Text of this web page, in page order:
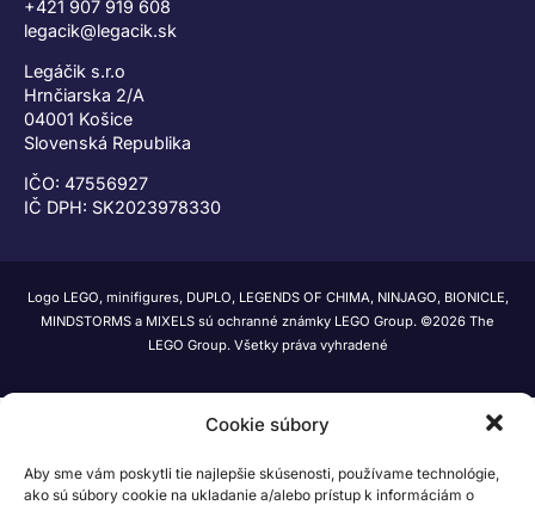
Cookie súbory
Aby sme vám poskytli tie najlepšie skúsenosti, používame technológie,
ako sú súbory cookie na ukladanie a/alebo prístup k informáciám o
+421 907 919 608
legacik@legacik.sk
Legáčik s.r.o
Hrnčiarska 2/A
04001 Košice
Slovenská Republika
IČO: 47556927
IČ DPH: SK2023978330
Logo LEGO, minifigures, DUPLO, LEGENDS OF CHIMA, NINJAGO, BIONICLE,
MINDSTORMS a MIXELS sú ochranné známky LEGO Group. ©2026 The
LEGO Group. Všetky práva vyhradené